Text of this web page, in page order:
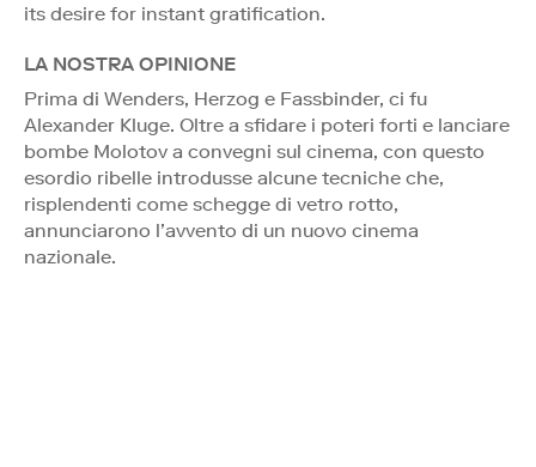
its desire for instant gratification.
LA NOSTRA OPINIONE
Prima di Wenders, Herzog e Fassbinder, ci fu
Alexander Kluge. Oltre a sfidare i poteri forti e lanciare
bombe Molotov a convegni sul cinema, con questo
esordio ribelle introdusse alcune tecniche che,
risplendenti come schegge di vetro rotto,
annunciarono l’avvento di un nuovo cinema
nazionale.